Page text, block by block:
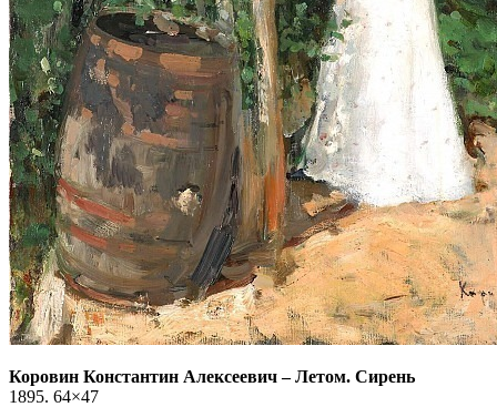
Коровин Константин Алексеевич–Летом. Сирень
1895. 64×47